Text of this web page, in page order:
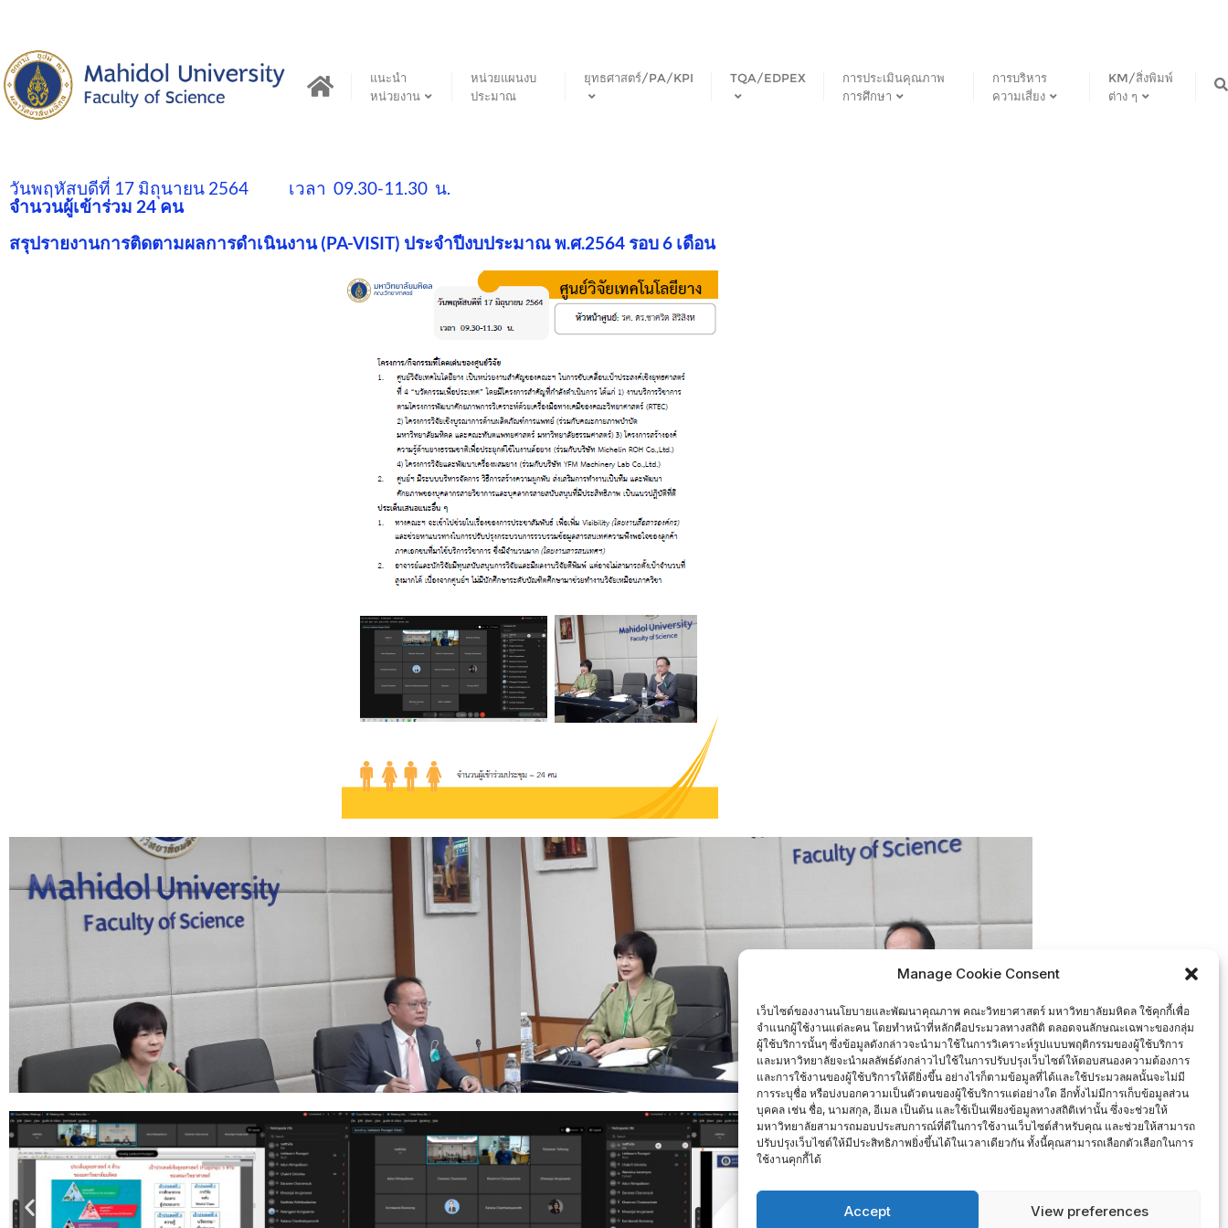
Manage Cookie Consent
เว็บไซต์ของงานนโยบายและพัฒนาคุณภาพ คณะวิทยาศาสตร์ มหาวิทยาลัยมหิดล ใช้คุกกี้เพื่อ
จำแนกผู้ใช้งานแต่ละคน โดยทำหน้าที่หลักคือประมวลทางสถิติ ตลอดจนลักษณะเฉพาะของกลุ่ม
ผู้ใช้บริการนั้นๆ ซึ่งข้อมูลดังกล่าวจะนำมาใช้ในการวิเคราะห์รูปแบบพฤติกรรมของผู้ใช้บริการ
และมหาวิทยาลัยจะนำผลลัพธ์ดังกล่าวไปใช้ในการปรับปรุงเว็บไซต์ให้ตอบสนองความต้องการ
และการใช้งานของผู้ใช้บริการให้ดียิ่งขึ้น อย่างไรก็ตามข้อมูลที่ได้และใช้ประมวลผลนั้นจะไม่มี
การระบุชื่อ หรือบ่งบอกความเป็นตัวตนของผู้ใช้บริการแต่อย่างใด อีกทั้งไม่มีการเก็บข้อมูลส่วน
บุคคล เช่น ชื่อ, นามสกุล, อีเมล เป็นต้น และใช้เป็นเพียงข้อมูลทางสถิติเท่านั้น ซึ่งจะช่วยให้
มหาวิทยาลัยสามารถมอบประสบการณ์ที่ดีในการใช้งานเว็บไซต์สำหรับคุณ และช่วยให้สามารถ
ปรับปรุงเว็บไซต์ให้มีประสิทธิภาพยิ่งขึ้นได้ในเวลาเดียวกัน ทั้งนี้คุณสามารถเลือกตัวเลือกในการ
ใช้งานคุกกี้ได้
Accept View preferences
แนะนำ
หน่วยงาน
หน่วยแผนงบ
ประมาณ
ยุทธศาสตร์/PA/KPI TQA/EDPEX
การประเมินคุณภาพ
การศึกษา
การบริหาร
ความเสี่ยง
KM/สิ่งพิมพ์
ต่าง ๆ
วันพฤหัสบดีที่ 17 มิถุนายน 2564 เวลา 09.30-11.30 น.
จำนวนผู้เข้าร่วม 24 คน
สรุปรายงานการติดตามผลการดำเนินงาน (PA-VISIT) ประจำปีงบประมาณ พ.ศ.2564 รอบ 6 เดือน